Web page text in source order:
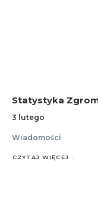
Statystyka
3 lutego
Wiadomości
CZYTAJ WIĘCEJ...